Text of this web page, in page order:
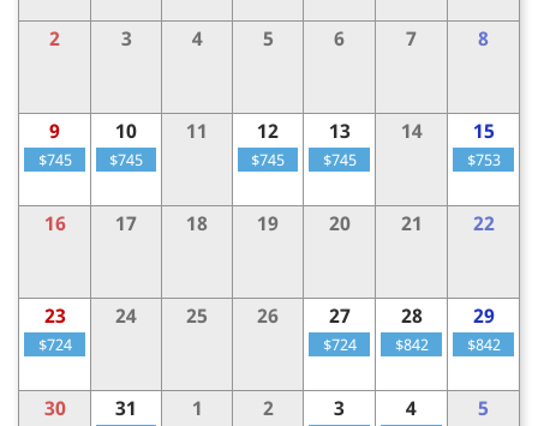
2 3 4 5 6 7 8
9
$745
10
$745
11 12
$745
13
$745
14 15
$753
16 17 18 19 20 21 22
23
$724
24 25 26 27
$724
28
$842
29
$842
30 31 1 2 3 4 5